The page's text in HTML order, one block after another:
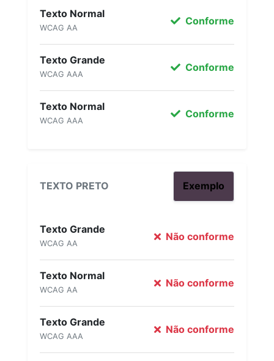
Texto Normal
WCAG AA
Conforme
Texto Grande
WCAG AAA
Conforme
Texto Normal
WCAG AAA
Conforme
TEXTO PRETO Exemplo
Texto Grande
WCAG AA
Não conforme
Texto Normal
WCAG AA
Não conforme
Texto Grande
WCAG AAA
Não conforme